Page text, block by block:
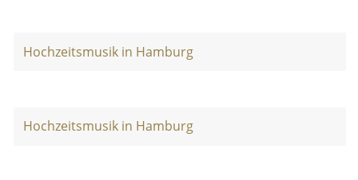
Hochzeitsmusik in Hamburg
Hochzeitsmusik in Hamburg